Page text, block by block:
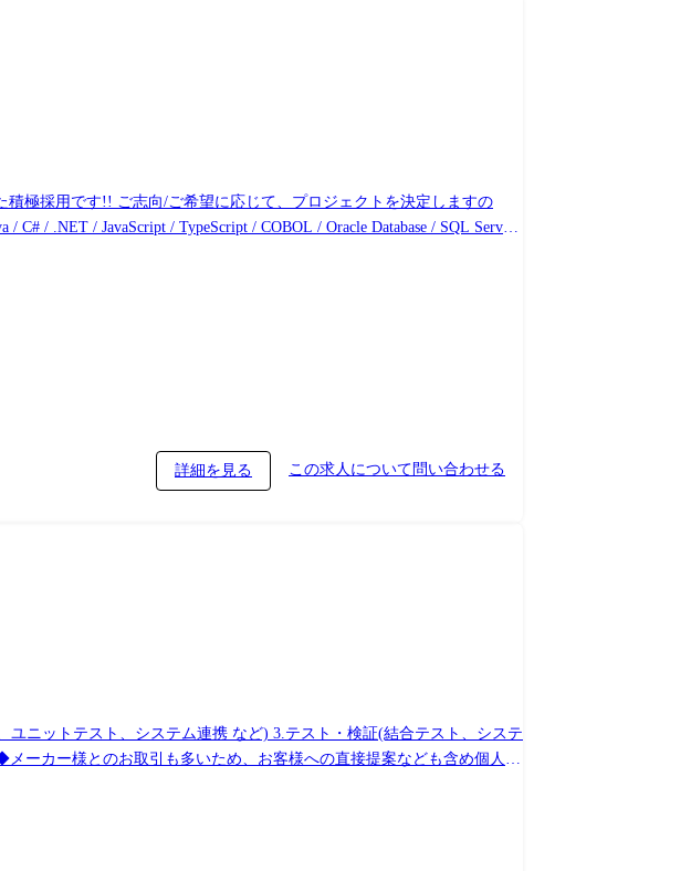
クトを決定しますの
詳細を見る この求人について問い合わせる
件紹介 ・大手繊維メーカー 縫製品進捗
守案件 ・住宅系システム アプリ開発 ・生産物流システム開発向けSE業